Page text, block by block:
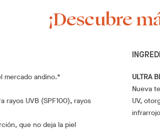
¡Descubre
mercado andino.*
UVB (SPF100), rayos
que no deja la piel
ULTRA
Nueva
UV,